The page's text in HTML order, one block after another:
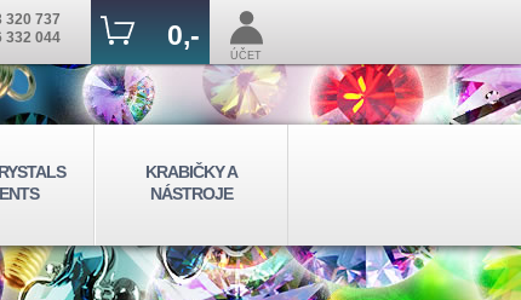
320 737
332 044
0,-
ÚČET
KRABIČKY A
NÁSTROJE